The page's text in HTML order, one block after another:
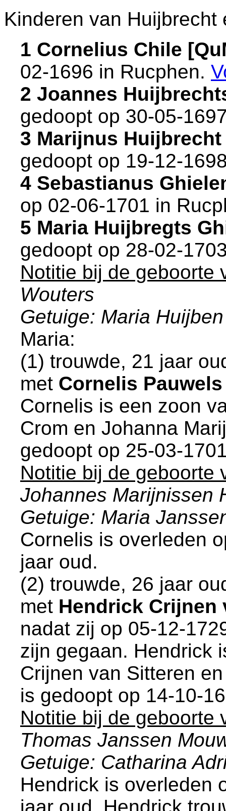
Kinderen van Huijbrecht
1 Cornelius Chile
02-1696 in Rucphen.
2 Joannes
gedoopt op 30-05-
3 Marijnus Huijbrecht
gedoopt op 19-12-
4 Sebastianus
op 02-06-1701 in
5 Maria Huijbregts
gedoopt op 28-02-
Notitie bij de geboorte
Wouters
Getuige: Maria Huijben
Maria:
(1) trouwde, 21 jaar
met Cornelis
Cornelis is een zoon
Crom en Johanna
gedoopt op 25-03-
Notitie bij de geboorte
Johannes Marijnissen
Getuige: Maria
Cornelis is overleden
jaar oud.
(2) trouwde, 26 jaar
met Hendrick Crijnen
nadat zij op 05-12-
zijn gegaan. Hendrick
Crijnen van Sitteren
is gedoopt op 14-10-
Notitie bij de geboorte
Thomas Janssen
Getuige: Catharina
Hendrick is overleden
jaar oud. Hendrick